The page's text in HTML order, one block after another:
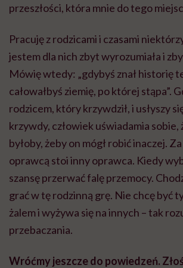
przeszłości, która mnie do tego
Pracuję z rodzicami i czasami
jestem dla nich zbyt wyrozumiała i
Mówię wtedy: „gdybyś znał historię
całowałbyś ziemię, po której stąpa”.
rodzicem, który krzywdził, i usłyszy
krzywdy, człowiek uświadamia
byłoby, żeby on mógł robić inaczej.
oprawcą stoi inny oprawca. Kiedy
szansę przerwać falę przemocy.
grać w tę rodzinną grę. Nie chcę być
żalem i wyżywa się na innych – tak
przebaczania.
Wróćmy jeszcze do powiedzeń.